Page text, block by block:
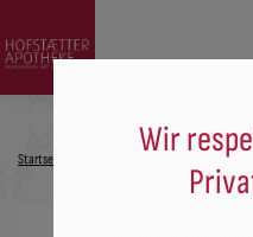
Startseite Nahrungsergänzung
Wir